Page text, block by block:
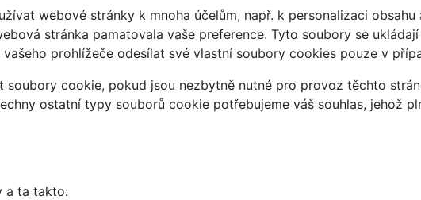
webové stránky k mnoha účelům, např. k personalizaci
stránka pamatovala vaše preference. Tyto soubory se
prohlížeče odesílat své vlastní soubory cookies pouze v
soubory cookie, pokud jsou nezbytně nutné pro provoz těchto
ostatní typy souborů cookie potřebujeme váš souhlas, jehož
a ta takto: